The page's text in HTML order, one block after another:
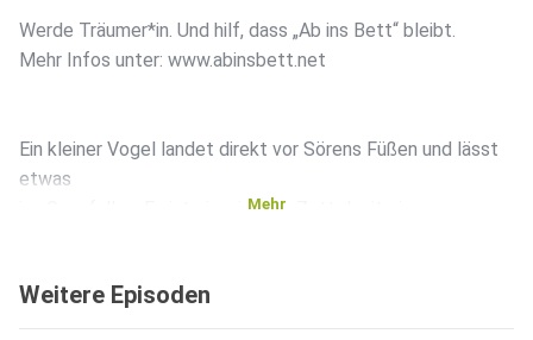
Werde Träumer*in. Und hilf, dass „Ab ins Bett“ bleibt.
Mehr Infos unter: www.abinsbett.net
Ein kleiner Vogel landet direkt vor Sörens Füßen und lässt
etwas
ins Gras fallen. Es ist ein winziger Zettel mit einer
den Garten, zum Apfelbaum, zur Bank und weiter über die
Mehr
Weitere Episoden